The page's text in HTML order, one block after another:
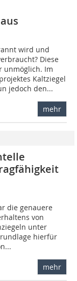
wird und
Diese
unmöglich. Im
Kaltziegel
jedoch den...
mehr
die genauere
von
unter
hierfür
mehr